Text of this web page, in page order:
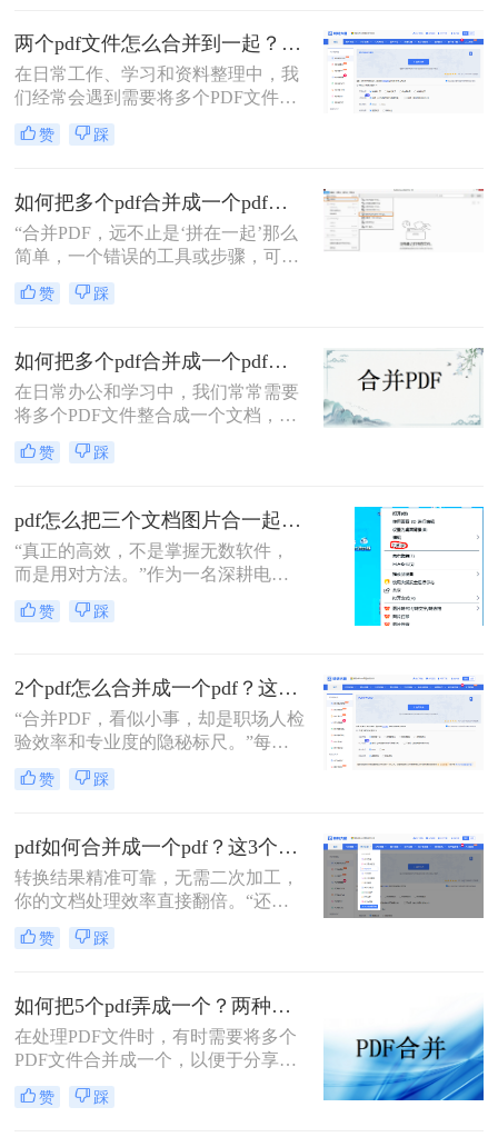
提交组合文档。虽然市面上有众多付
费软件提供PDF编辑功能，但免费方
案同样能高效完成任务。那么pdf怎么
免费合并为一个文件呢？本文将系统
介绍五种免费合并PDF文件的方法，
涵盖在线工具、桌面软件、命令行及
求。
两个pdf文件怎么合并到一起？一篇涵盖所有主流方法的终极指南！
在日常工作、学习和资料整理中，我
们经常会遇到需要将多个PDF文件合
并为一个的情况。无论是整合多个章
节的电子书、汇总一份报告的各个部
PDF文档，掌握高效、可靠的PDF合
并技能至关重要。市面上有许多工具
可以实现这一功能，但各有优劣。那
么两个pdf文件怎么合并到一起呢？本
文将为您详细介绍四种主流且有效的
方法，从在线工具的便捷到专业软件
求。
赞 踩
如何把多个pdf合并成一个pdf？5种高效合并方法详解！
“合并PDF，远不止是‘拼在一起’那么
简单，一个错误的工具或步骤，可能
让你精心排版的文档面目全
非。”——这是从业多年，处理过上
赞 踩
如何把多个pdf合并成一个pdf？来试试这两种高效方法！
在日常办公和学习中，我们常常需要
将多个PDF文件整合成一个文档，以
便更好地管理和分享信息。那么如何
把多个pdf合并成一个pdf呢？为了帮
介绍两种简单而实用的方法来合并多
个PDF文件。
赞 踩
pdf怎么把三个文档图片合一起？三招搞定，最后一招在线即用无门槛！
“真正的高效，不是掌握无数软件，
而是用对方法。”作为一名深耕电脑
办公软件测评多年的博主，小编经常
在后台收到类似的求助：“手头有三
一个PDF文件里？”
赞 踩
2个pdf怎么合并成一个pdf？这3个方法让你效率翻倍，安全省心！
“合并PDF，看似小事，却是职场人检
验效率和专业度的隐秘标尺。”每到
月底汇总报告、项目结案需整合多方
资料，或是自媒体朋友整理拍摄脚本
PDF文档感到头疼？手动复制粘贴？
格式全乱。
赞 踩
pdf如何合并成一个pdf？这3个免费高效方法，职场人必须掌握！
转换结果精准可靠，无需二次加工，
你的文档处理效率直接翻倍。“还在
为合并几十个PDF报告而头疼？你浪
费在重复操作上的时间，够你学一个
评领域深耕多年的小编，我见过太多
职场朋友被基础的文档处理问题绊住
手脚。那么pdf如何合并成一个pdf
呢？
赞 踩
如何把5个pdf弄成一个？两种实用方法详解分享！
在处理PDF文件时，有时需要将多个
PDF文件合并成一个，以便于分享、
存储或打印。那么如何把5个pdf弄成
一个呢？本文将介绍两种将五个PDF
赞 踩